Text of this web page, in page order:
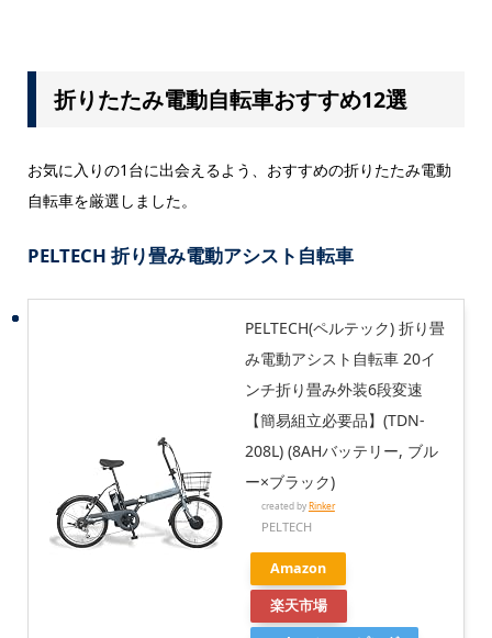
折りたたみ電動自転車おすすめ12選
お気に入りの1台に出会えるよう、おすすめの折りたたみ電動
自転車を厳選しました。
PELTECH 折り畳み電動アシスト自転車
PELTECH(ペルテック) 折り畳
み電動アシスト自転車 20イ
ンチ折り畳み外装6段変速
【簡易組立必要品】(TDN-
208L) (8AHバッテリー, ブル
ー×ブラック)
created byRinker
PELTECH
Amazon
楽天市場